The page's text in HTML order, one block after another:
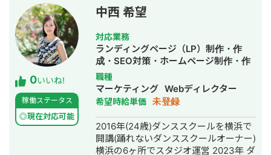
エンタープライズセールスマネージャ
ーとして、CDP・MA・チャットボット
ツールの販売及び見込み顧客の開拓、
既存顧客のアップセル、契約更新提案
を実施。 2023年4月に株式会社
Algoageに転職。 PMM及びBPO組織部
門長として、LINEチャットボットツー
ルのプロダクト開発要件策定・オペレ
ーション設計・新機能の提案・メンバ
ーマネジメント・採用に従事。 2022年
10月より副業でWebマーケティング業
務を請け負い、2024年5月に独立。
2024年11月にTAW株式会社創業し、代
0いいね!
稼働ステータス
◎現在対応可能
中西 希望
対応業務
ランディングページ（LP）制作・作
成・SEO対策・ホームページ制作・作
成・バナー制作・デザイン・オウンド
メディア制作・構築・運用代行・動画
制作・動画編集・営業代行
職種
マーケティング Webディレクター
希望時給単価 未登録
2016年(24歳)ダンススクールを横浜で
開講(踊れないダンススクールオーナー)
横浜の6ヶ所でスタジオ運営 2023年 ダ